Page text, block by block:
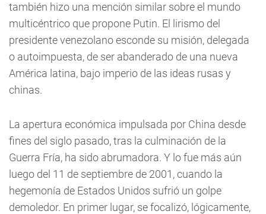
también hizo una mención similar sobre el mundo
multicéntrico que propone Putin. El lirismo del
presidente venezolano esconde su misión, delegada
o autoimpuesta, de ser abanderado de una nueva
América latina, bajo imperio de las ideas rusas y
chinas.
La apertura económica impulsada por China desde
fines del siglo pasado, tras la culminación de la
Guerra Fría, ha sido abrumadora. Y lo fue más aún
luego del 11 de septiembre de 2001, cuando la
hegemonía de Estados Unidos sufrió un golpe
demoledor. En primer lugar, se focalizó, lógicamente,